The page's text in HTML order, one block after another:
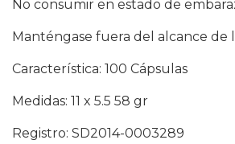
No consumir en estado de
Manténgase fuera del alcance de
Característica: 100 Cápsulas
Medidas: 11 x 5.5 58 gr
Registro: SD2014-0003289